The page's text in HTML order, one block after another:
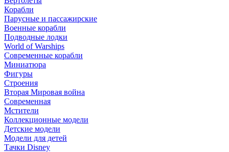
Корабли
Парусные и пассажирские
Военные корабли
Подводные лодки
World of Warships
Современные корабли
Миниатюра
Фигуры
Строения
Вторая Мировая война
Современная
Мстители
Коллекционные модели
Детские модели
Модели для детей
Тачки Disney